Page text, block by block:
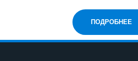
ПОДРОБНЕЕ